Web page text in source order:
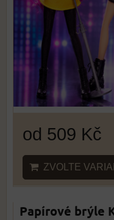
od 509 Kč
ZVOLTE
Papírové brýle